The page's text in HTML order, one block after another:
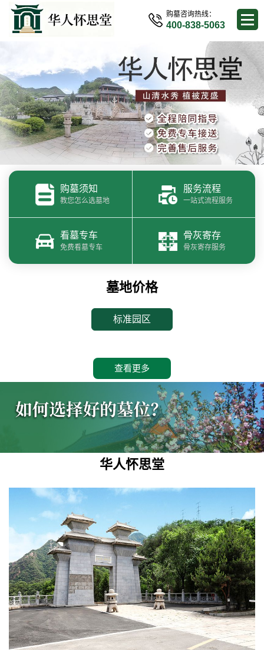
购墓咨询热线：
400-838-5063
购墓须知
教您怎么选墓地
服务流程
一站式流程服务
看墓专车
免费看墓专车
骨灰寄存
骨灰寄存服务
墓地价格
标准园区
查看更多
华人怀思堂